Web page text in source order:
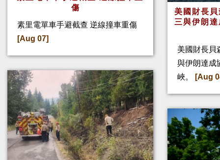
傷
素里電單車手避截查 逆線撞車重傷
[Aug 07]
美國財長
三與伊朗
美國財長貝
與伊朗達成
峽。
[Aug